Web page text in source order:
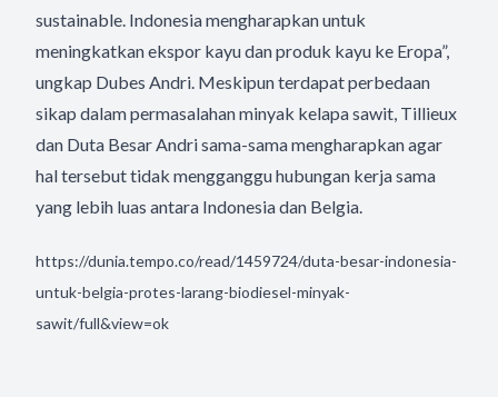
sustainable. Indonesia mengharapkan untuk
meningkatkan ekspor kayu dan produk kayu ke Eropa”,
ungkap Dubes Andri. Meskipun terdapat perbedaan
sikap dalam permasalahan minyak kelapa sawit, Tillieux
dan Duta Besar Andri sama-sama mengharapkan agar
hal tersebut tidak mengganggu hubungan kerja sama
yang lebih luas antara Indonesia dan Belgia.
https://dunia.tempo.co/read/1459724/duta-besar-indonesia-
untuk-belgia-protes-larang-biodiesel-minyak-
sawit/full&view=ok